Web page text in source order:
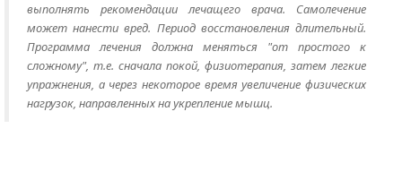
выполнять рекомендации лечащего врача. Самолечение
может нанести вред. Период восстановления длительный.
Программа лечения должна меняться "от простого к
сложному", т.е. сначала покой, физиотерапия, затем легкие
упражнения, а через некоторое время увеличение физических
нагрузок, направленных на укрепление мышц.